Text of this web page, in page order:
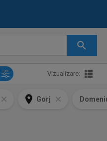
Vizualizare:
Gorj